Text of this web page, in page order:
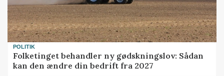
POLITIK
Folketinget behandler ny gødskningslov: Sådan
kan den ændre din bedrift fra 2027